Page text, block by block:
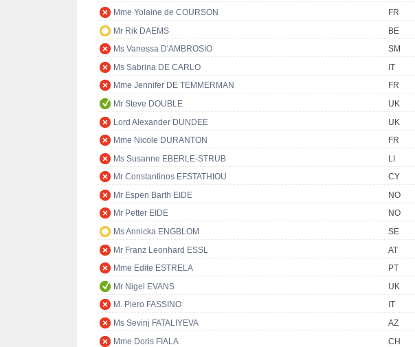
Mme Yolaine de COURSON
FR
Mr Rik DAEMS
BE
Ms Vanessa D'AMBROSIO
SM
Ms Sabrina DE CARLO
IT
Mme Jennifer DE TEMMERMAN
FR
Mr Steve DOUBLE
UK
Lord Alexander DUNDEE
UK
Mme Nicole DURANTON
FR
Ms Susanne EBERLE-STRUB
LI
Mr Constantinos EFSTATHIOU
CY
Mr Espen Barth EIDE
NO
Mr Petter EIDE
NO
Ms Annicka ENGBLOM
SE
Mr Franz Leonhard ESSL
AT
Mme Edite ESTRELA
PT
Mr Nigel EVANS
UK
M. Piero FASSINO
IT
Ms Sevinj FATALIYEVA
AZ
Mme Doris FIALA
CH